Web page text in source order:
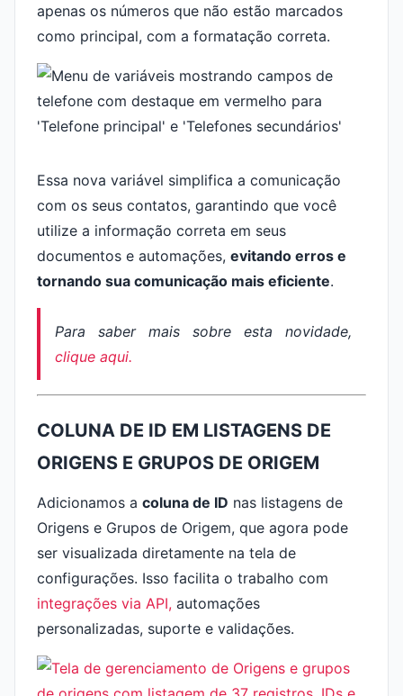
apenas os números que não estão marcados
como principal, com a formatação correta.
Essa nova variável simplifica a comunicação
com os seus contatos, garantindo que você
utilize a informação correta em seus
documentos e automações, evitando erros e
tornando sua comunicação mais eficiente.
Para saber mais sobre esta novidade,
clique aqui.
COLUNA DE ID EM LISTAGENS DE
ORIGENS E GRUPOS DE ORIGEM
Adicionamos a coluna de ID nas listagens de
Origens e Grupos de Origem, que agora pode
ser visualizada diretamente na tela de
configurações. Isso facilita o trabalho com
integrações via API, automações
personalizadas, suporte e validações.